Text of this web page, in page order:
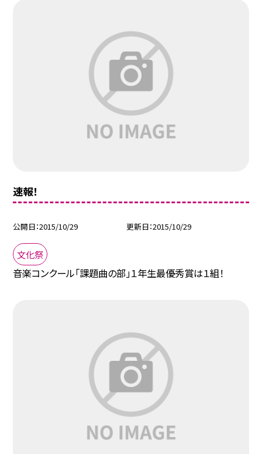
速報！
公開日 2015/10/29 更新日 2015/10/29
文化祭
音楽コンクール「課題曲の部」１年生最優秀賞は１組！